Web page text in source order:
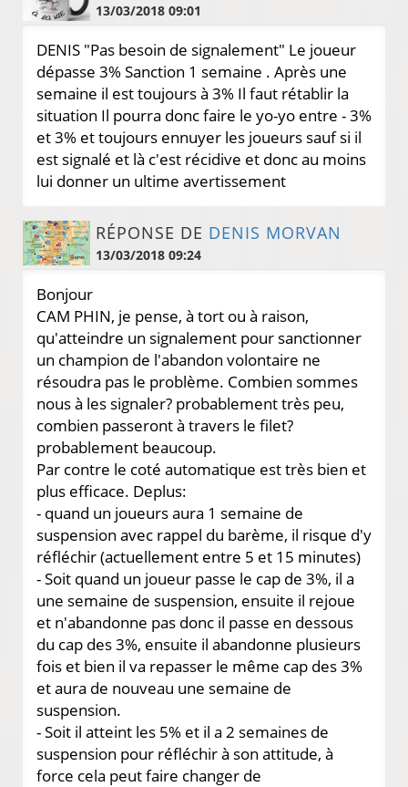
13/03/2018 09:01
DENIS "Pas besoin de signalement" Le joueur
dépasse 3% Sanction 1 semaine . Après une
semaine il est toujours à 3% Il faut rétablir la
situation Il pourra donc faire le yo-yo entre - 3%
et 3% et toujours ennuyer les joueurs sauf si il
est signalé et là c'est récidive et donc au moins
lui donner un ultime avertissement
RÉPONSE DE DENIS MORVAN
13/03/2018 09:24
Bonjour
CAM PHIN, je pense, à tort ou à raison,
qu'atteindre un signalement pour sanctionner
un champion de l'abandon volontaire ne
résoudra pas le problème. Combien sommes
nous à les signaler? probablement très peu,
combien passeront à travers le filet?
probablement beaucoup.
Par contre le coté automatique est très bien et
plus efficace. Deplus:
- quand un joueurs aura 1 semaine de
suspension avec rappel du barème, il risque d'y
réfléchir (actuellement entre 5 et 15 minutes)
- Soit quand un joueur passe le cap de 3%, il a
une semaine de suspension, ensuite il rejoue
et n'abandonne pas donc il passe en dessous
du cap des 3%, ensuite il abandonne plusieurs
fois et bien il va repasser le même cap des 3%
et aura de nouveau une semaine de
suspension.
- Soit il atteint les 5% et il a 2 semaines de
suspension pour réfléchir à son attitude, à
force cela peut faire changer de